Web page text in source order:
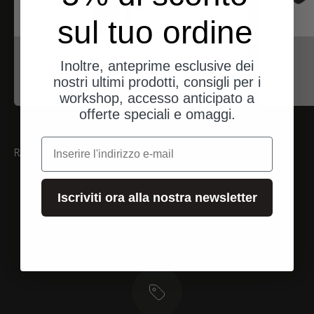
Inbusschlüssel (HX)
Angebot
$17.00
RACCOMANDAZIONI
sul tuo ordine
Inoltre, anteprime esclusive dei
nostri ultimi prodotti, consigli per i
workshop, accesso anticipato a
offerte speciali e omaggi.
e-mail
Iscriviti ora alla nostra newsletter